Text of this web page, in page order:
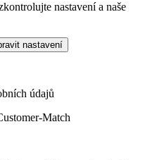
nastavení a naše
nastavení
údajů
Match